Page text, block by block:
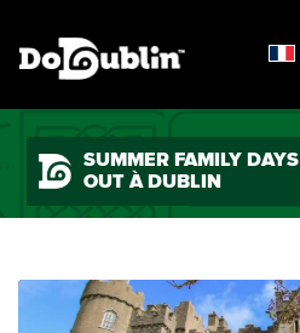
SUMMER FAMILY DAYS
OUT À DUBLIN